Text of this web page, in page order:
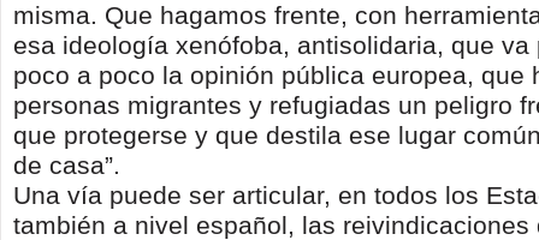
misma. Que hagamos frente, con
esa ideología xenófoba, antisolidaria, que va
poco a poco la opinión pública europea, que
personas migrantes y refugiadas un peligro
que protegerse y que destila ese lugar
de casa”.
Una vía puede ser articular, en todos los
también a nivel español, las reivindicaciones